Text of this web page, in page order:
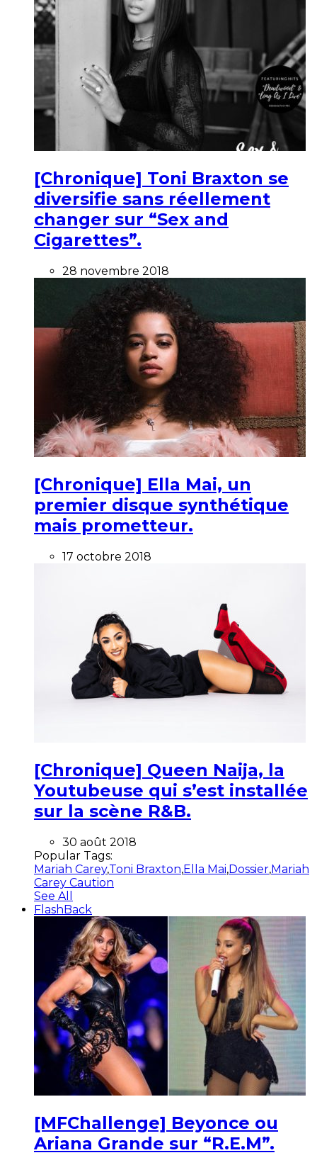
[Chronique] Toni Braxton se
diversifie sans réellement
changer sur “Sex and
Cigarettes”.
28 novembre 2018
[Chronique] Ella Mai, un
premier disque synthétique
mais prometteur.
17 octobre 2018
[Chronique] Queen Naija, la
Youtubeuse qui s’est installée
sur la scène R&B.
30 août 2018
Popular Tags:
Mariah Carey,Toni Braxton,Ella Mai,Dossier,Mariah
Carey Caution
See All
FlashBack
[MFChallenge] Beyonce ou
Ariana Grande sur “R.E.M”.